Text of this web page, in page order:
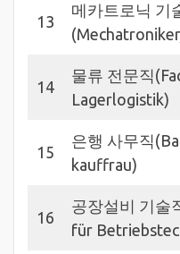
13
메카트로닉 기
14
물류 전문직
Lagerlogistik)
15
은행 사무직
kauffrau)
16
공장설비 기술
für